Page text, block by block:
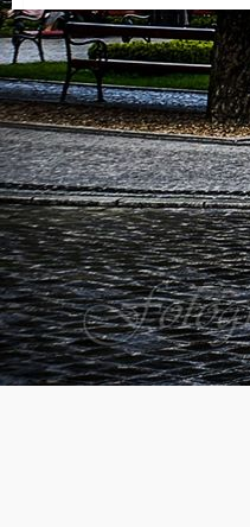
Fotografia
ślubna
Kluczbork,
FOTO
SM
–
Fotograf
ślubny
Kluczbork